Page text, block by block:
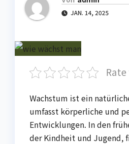
JAN. 14, 2025
Wachstum ist ein
umfasst körperliche und
Entwicklungen. In den
der Kindheit und Jugend,